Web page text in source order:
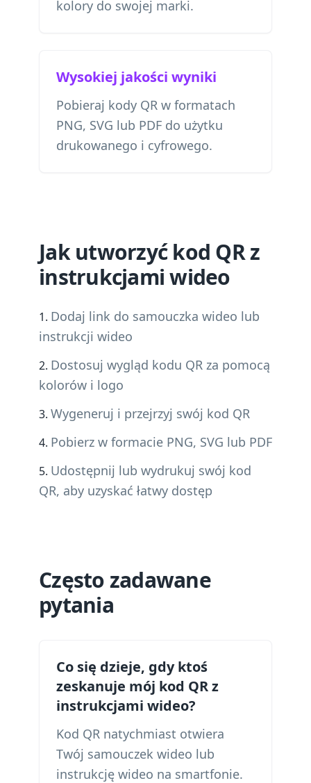
kolory do swojej marki.
Wysokiej jakości wyniki
Pobieraj kody QR w formatach
PNG, SVG lub PDF do użytku
drukowanego i cyfrowego.
Jak utworzyć kod QR z
instrukcjami wideo
Dodaj link do samouczka wideo lub
instrukcji wideo
Dostosuj wygląd kodu QR za pomocą
kolorów i logo
Wygeneruj i przejrzyj swój kod QR
Pobierz w formacie PNG, SVG lub PDF
Udostępnij lub wydrukuj swój kod
QR, aby uzyskać łatwy dostęp
Często zadawane
pytania
Co się dzieje, gdy ktoś
zeskanuje mój kod QR z
instrukcjami wideo?
Kod QR natychmiast otwiera
Twój samouczek wideo lub
instrukcję wideo na smartfonie.